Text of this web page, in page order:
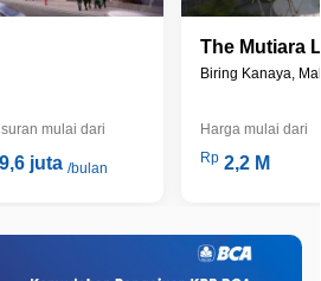
mulai dari
9,6 juta /bulan
The Mutiara
Biring Kanaya,
Harga mulai dari
Rp 2,2 M